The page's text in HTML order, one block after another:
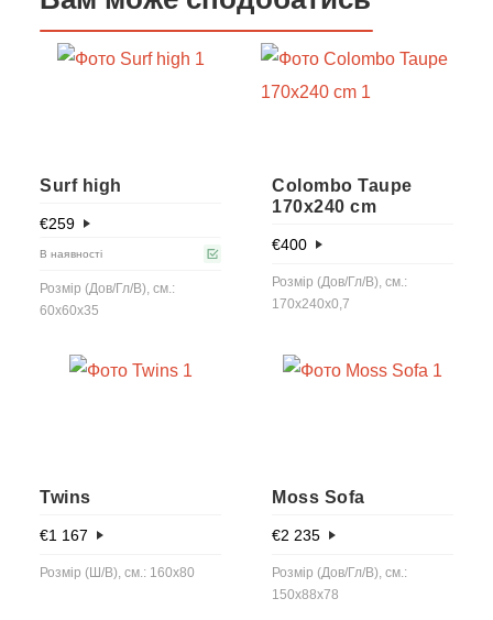
Surf high
€259
В наявності
Розмір (Дов/Гл/В), см.:
60x60x35
Colombo Taupe
170x240 cm
€400
Розмір (Дов/Гл/В), см.:
170x240x0,7
Twins
€1 167
Розмір (Ш/В), см.: 160x80
Moss Sofa
€2 235
Розмір (Дов/Гл/В), см.:
150x88x78